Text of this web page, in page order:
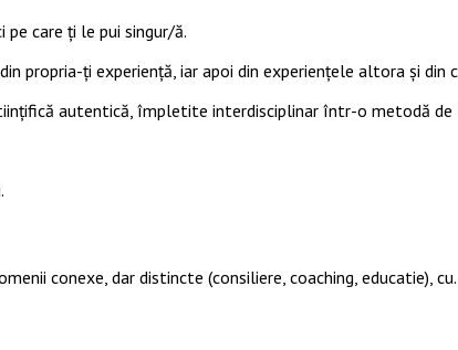
care ți le pui singur/ă.
propria-ți experiență, iar apoi din experiențele altora și
autentică, împletite interdisciplinar într-o metodă de
conexe, dar distincte (consiliere, coaching, educatie),